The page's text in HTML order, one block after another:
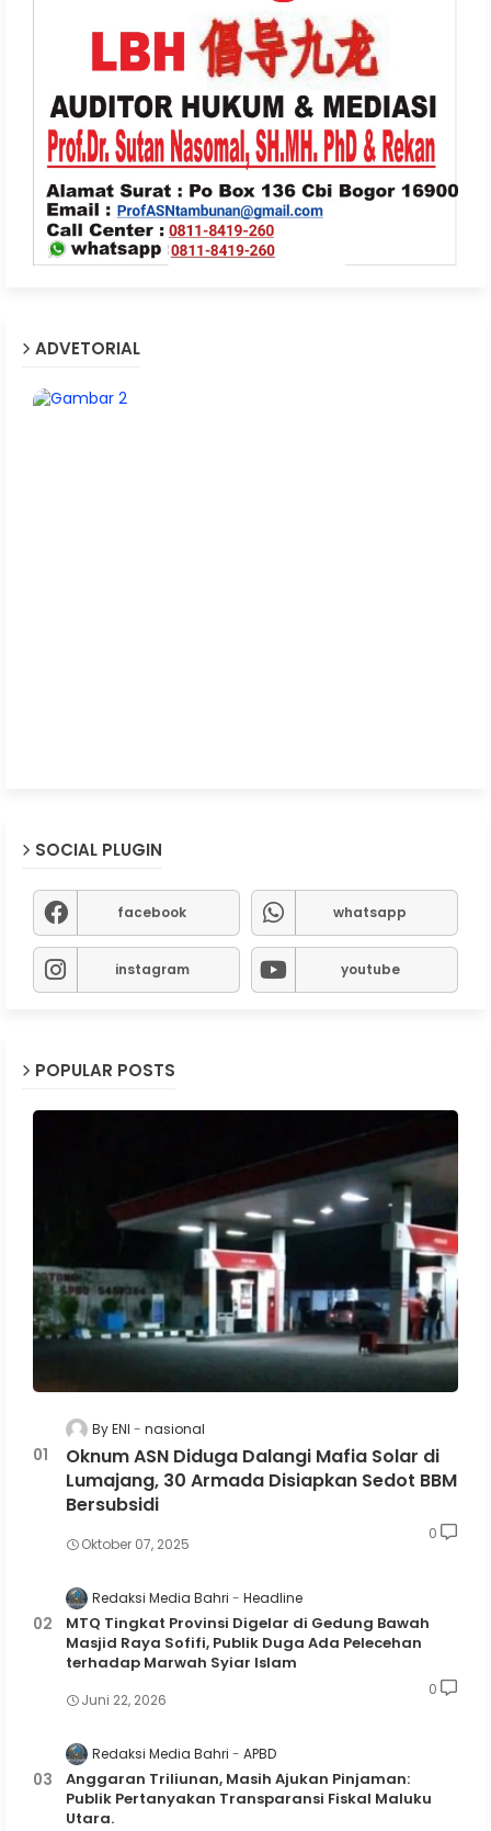
ADVETORIAL
SOCIAL PLUGIN
facebook whatsapp
instagram youtube
POPULAR POSTS
By ENI nasional
Oknum ASN Diduga Dalangi Mafia Solar di
Lumajang, 30 Armada Disiapkan Sedot BBM
Bersubsidi
Oktober 07, 2025
0
Redaksi Media Bahri Headline
MTQ Tingkat Provinsi Digelar di Gedung Bawah
Masjid Raya Sofifi, Publik Duga Ada Pelecehan
terhadap Marwah Syiar Islam
Juni 22, 2026
0
Redaksi Media Bahri APBD
Anggaran Triliunan, Masih Ajukan Pinjaman:
Publik Pertanyakan Transparansi Fiskal Maluku
Utara.